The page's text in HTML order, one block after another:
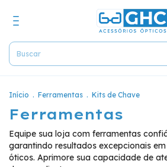
Início . Ferramentas . Kits de Chave
Ferramentas
Equipe sua loja com ferramentas
garantindo resultados excepcionais
óticos. Aprimore sua capacidade de